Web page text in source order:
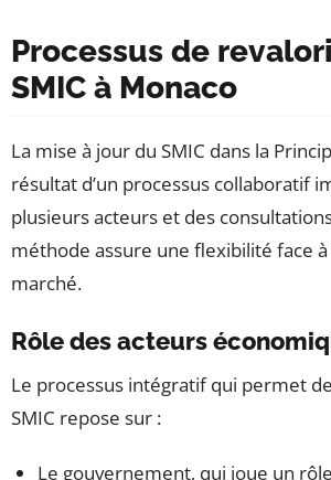
Processus de
SMIC à Monaco
La mise à jour du SMIC dans la
résultat d’un processus collaboratif
plusieurs acteurs et des
méthode assure une flexibilité face à
marché.
Rôle des acteurs
Le processus intégratif qui permet
SMIC repose sur :
Le gouvernement, qui joue un